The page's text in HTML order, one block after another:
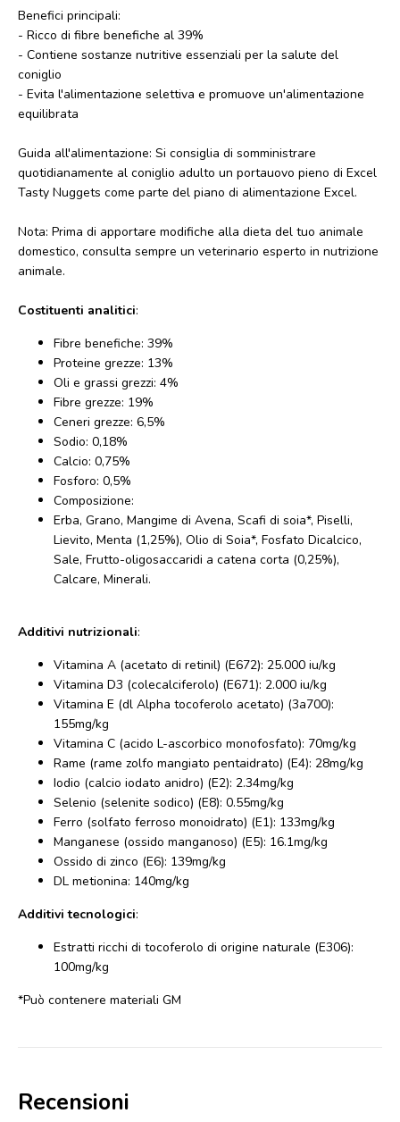
Benefici principali:
- Ricco di fibre benefiche al 39%
- Contiene sostanze nutritive essenziali per la salute del
coniglio
- Evita l'alimentazione selettiva e promuove un'alimentazione
equilibrata
Guida all'alimentazione: Si consiglia di somministrare
quotidianamente al coniglio adulto un portauovo pieno di Excel
Tasty Nuggets come parte del piano di alimentazione Excel.
Nota: Prima di apportare modifiche alla dieta del tuo animale
domestico, consulta sempre un veterinario esperto in nutrizione
animale.
Costituenti analitici:
Fibre benefiche: 39%
Proteine grezze: 13%
Oli e grassi grezzi: 4%
Fibre grezze: 19%
Ceneri grezze: 6,5%
Sodio: 0,18%
Calcio: 0,75%
Fosforo: 0,5%
Composizione:
Erba, Grano, Mangime di Avena, Scafi di soia*, Piselli,
Lievito, Menta (1,25%), Olio di Soia*, Fosfato Dicalcico,
Sale, Frutto-oligosaccaridi a catena corta (0,25%),
Calcare, Minerali.
Additivi nutrizionali:
Vitamina A (acetato di retinil) (E672): 25.000 iu/kg
Vitamina D3 (colecalciferolo) (E671): 2.000 iu/kg
Vitamina E (dl Alpha tocoferolo acetato) (3a700):
155mg/kg
Vitamina C (acido L-ascorbico monofosfato): 70mg/kg
Rame (rame zolfo mangiato pentaidrato) (E4): 28mg/kg
Iodio (calcio iodato anidro) (E2): 2.34mg/kg
Selenio (selenite sodico) (E8): 0.55mg/kg
Ferro (solfato ferroso monoidrato) (E1): 133mg/kg
Manganese (ossido manganoso) (E5): 16.1mg/kg
Ossido di zinco (E6): 139mg/kg
DL metionina: 140mg/kg
Additivi tecnologici:
Estratti ricchi di tocoferolo di origine naturale (E306):
100mg/kg
*Può contenere materiali GM
Recensioni